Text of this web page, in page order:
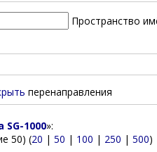
Пространство
перенаправления
SG-1000»:
50) (20 | 50 | 100 | 250 | 500)